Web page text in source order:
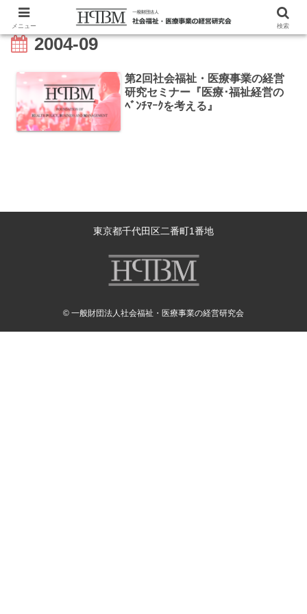
2004-09
第2回社会福祉・医療事業の経営
研究セミナー『医療･福祉経営の
ﾍﾞﾝﾁﾏｰｸを考える』
東京都千代田区二番町1番地
© 一般財団法人社会福祉・医療事業の経営研究会
メニュー 検索